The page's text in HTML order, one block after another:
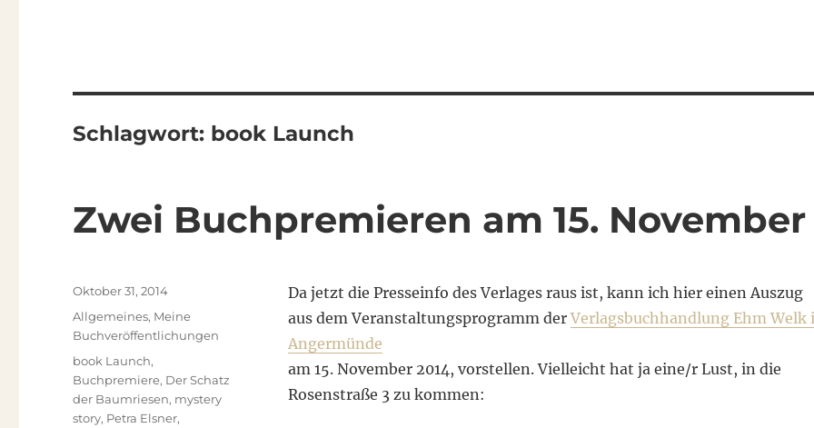
Schlagwort: book Launch
Zwei Buchpremieren am 15. November
Da jetzt die Presseinfo des Verlages raus ist, kann ich hier einen Auszug
aus dem Veranstaltungsprogramm derVerlagsbuchhandlung Ehm Welk
Angermünde
am 15. November 2014, vorstellen. Vielleicht hat ja eine/r Lust, in die
Rosenstraße 3 zu kommen:
Veröffentlicht
am
Oktober 31, 2014
Kategorien
Allgemeines, Meine
Buchveröffentlichungen
Schlagwörter
book Launch,
Buchpremiere, Der Schatz
der Baumriesen, mystery
story, Petra Elsner,